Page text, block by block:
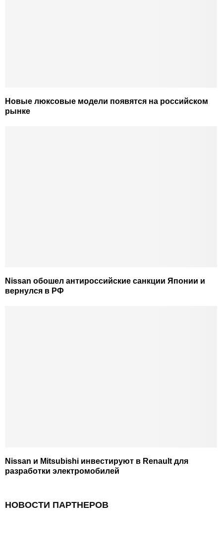
Новые люксовые модели появятся на российском
рынке
Nissan обошел антироссийские санкции Японии и
вернулся в РФ
Nissan и Mitsubishi инвестируют в Renault для
разработки электромобилей
НОВОСТИ ПАРТНЕРОВ